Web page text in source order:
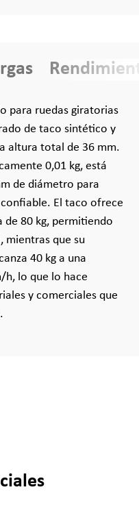
para ruedas giratorias
de taco sintético y
altura total de 36 mm.
0,01 kg, está
de diámetro para
El taco ofrece
de 80 kg, permitiendo
mientras que su
40 kg a una
h, lo que lo hace
y comerciales que